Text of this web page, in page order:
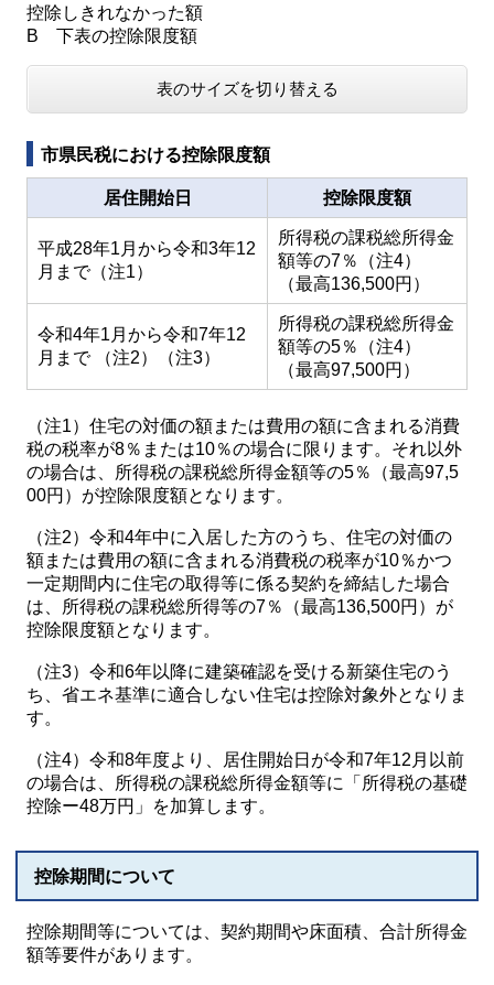
控除しきれなかった額
B 下表の控除限度額
表のサイズを切り替える
市県民税における控除限度額
居住開始日 控除限度額
平成28年1月から令和3年12
月まで（注1）
所得税の課税総所得金
額等の7％（注4）
（最高136,500円）
令和4年1月から令和7年12
月まで （注2）（注3）
所得税の課税総所得金
額等の5％（注4）
（最高97,500円）
（注1）住宅の対価の額または費用の額に含まれる消費
税の税率が8％または10％の場合に限ります。それ以外
の場合は、所得税の課税総所得金額等の5％（最高97,5
00円）が控除限度額となります。
（注2）令和4年中に入居した方のうち、住宅の対価の
額または費用の額に含まれる消費税の税率が10％かつ
一定期間内に住宅の取得等に係る契約を締結した場合
は、所得税の課税総所得等の7％（最高136,500円）が
控除限度額となります。
（注3）令和6年以降に建築確認を受ける新築住宅のう
ち、省エネ基準に適合しない住宅は控除対象外となりま
す。
（注4）令和8年度より、居住開始日が令和7年12月以前
の場合は、所得税の課税総所得金額等に「所得税の基礎
控除ー48万円」を加算します。
控除期間について
控除期間等については、契約期間や床面積、合計所得金
額等要件があります。